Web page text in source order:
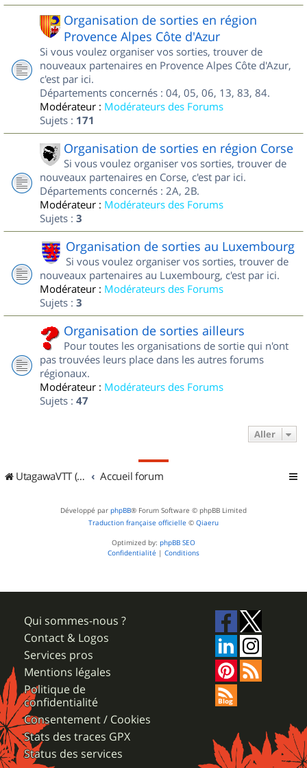
Organisation de sorties en région
Provence Alpes Côte d'Azur
Si vous voulez organiser vos sorties, trouver de
nouveaux partenaires en Provence Alpes Côte d'Azur,
c'est par ici.
Départements concernés : 04, 05, 06, 13, 83, 84.
Modérateur : Modérateurs des Forums
Sujets : 171
Organisation de sorties en région Corse
Si vous voulez organiser vos sorties, trouver de
nouveaux partenaires en Corse, c'est par ici.
Départements concernés : 2A, 2B.
Modérateur : Modérateurs des Forums
Sujets : 3
Organisation de sorties au Luxembourg
Si vous voulez organiser vos sorties, trouver de
nouveaux partenaires au Luxembourg, c'est par ici.
Modérateur : Modérateurs des Forums
Sujets : 3
Organisation de sorties ailleurs
Pour toutes les organisations de sortie qui n'ont
pas trouvées leurs place dans les autres forums
régionaux.
Modérateur : Modérateurs des Forums
Sujets : 47
Aller
UtagawaVTT (Randos VTT et VTTAE avec traces GPS) Accueil forum
Développé par phpBB® Forum Software © phpBB Limited
Traduction française officielle © Qiaeru
Optimized by: phpBB SEO
Confidentialité | Conditions
Qui sommes-nous ?
Contact & Logos
Services pros
Mentions légales
Politique de
confidentialité
Consentement / Cookies
Stats des traces GPX
Status des services